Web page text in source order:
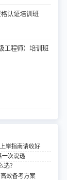
认证培训班
工程师）培训班
岸指南请收好
一次说透
？
效备考方案